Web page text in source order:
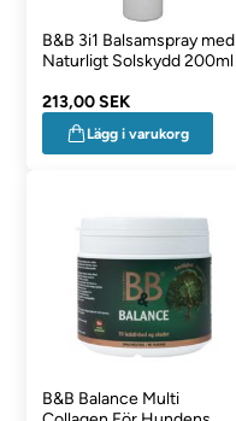
B&B 3i1 Balsamspray med
Naturligt Solskydd 200ml
213,00 SEK
Lägg i varukorg
B&B Balance Multi